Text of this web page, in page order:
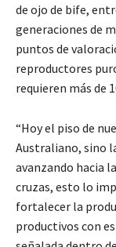
de ojo de bife,
generaciones de
puntos de
reproductores
requieren más de
“Hoy el piso de
Australiano, sino
avanzando hacia
cruzas, esto lo
fortalecer la
productivos con